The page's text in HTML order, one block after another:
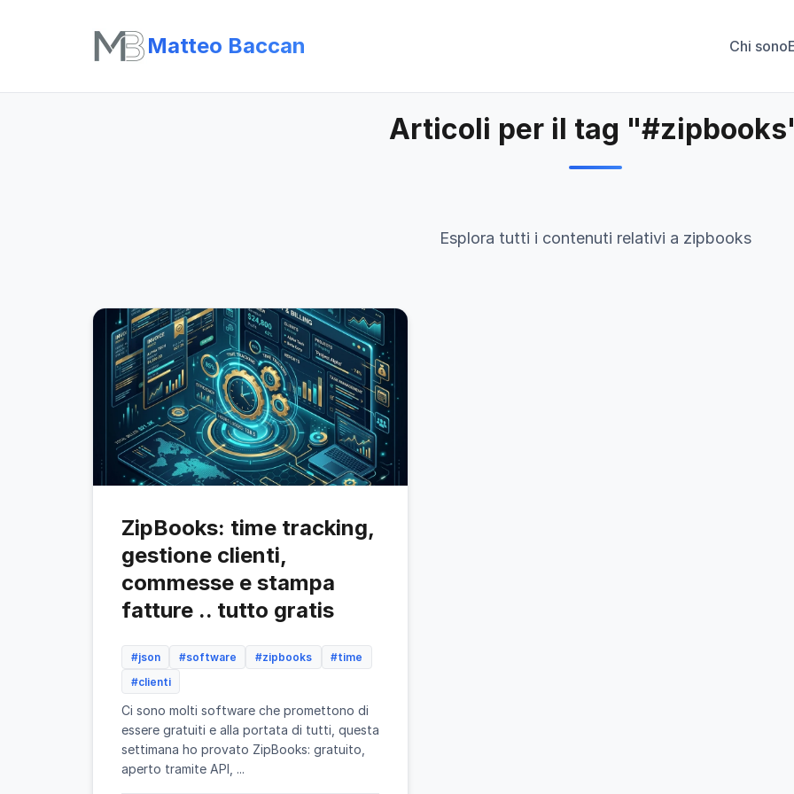
Matteo Baccan Chi sono
Articoli per il tag
Esplora tutti i contenuti relativi a zipbooks
ZipBooks: time tracking,
gestione clienti,
commesse e stampa
fatture .. tutto gratis
#json #software #zipbooks
#time
#clienti
Ci sono molti software che promettono di
essere gratuiti e alla portata di tutti, questa
settimana ho provato ZipBooks: gratuito,
aperto tramite API, ...